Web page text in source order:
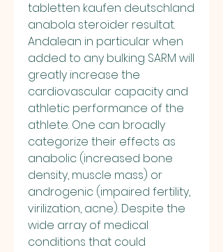
tabletten kaufen deutschland
anabola steroider resultat.
Andalean in particular when
added to any bulking SARM will
greatly increase the
cardiovascular capacity and
athletic performance of the
athlete. One can broadly
categorize their effects as
anabolic (increased bone
density, muscle mass) or
androgenic (impaired fertility,
virilization, acne). Despite the
wide array of medical
conditions that could